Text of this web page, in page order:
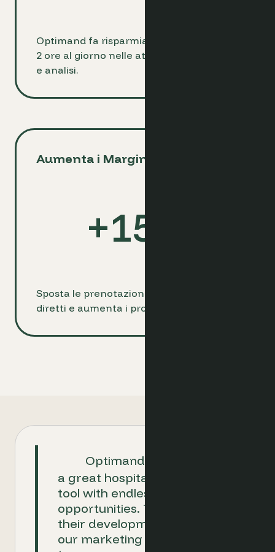
Optimand fa risparmiare agli albergatori
2 ore al giorno nelle attività di reporting
e analisi.
Aumenta i Margini di Profitto
+15
Sposta le prenotazioni dalle OTA ai canali
diretti e aumenta i profitti fino al 15%
Optimand is proven to be
a great hospitality ecommerce
tool with endless
opportunities. Together with
their development team and
our marketing and revenue